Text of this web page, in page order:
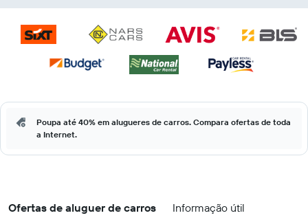
Poupa até 40% em alugueres de carros. Compara ofertas de toda
a Internet.
Ofertas de aluguer de carros Informação útil